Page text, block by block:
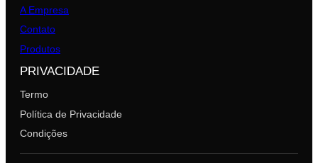
A Empresa
Contato
Produtos
PRIVACIDADE
Termo
Política de Privacidade
Condições